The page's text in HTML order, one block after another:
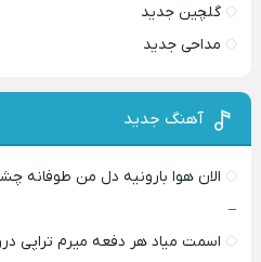
گلچین جدید
مداحی جدید
آهنگ جدید
الان هوا بارونیه دل من طوفانه
–
اسمت میاد هر دفعه میرم